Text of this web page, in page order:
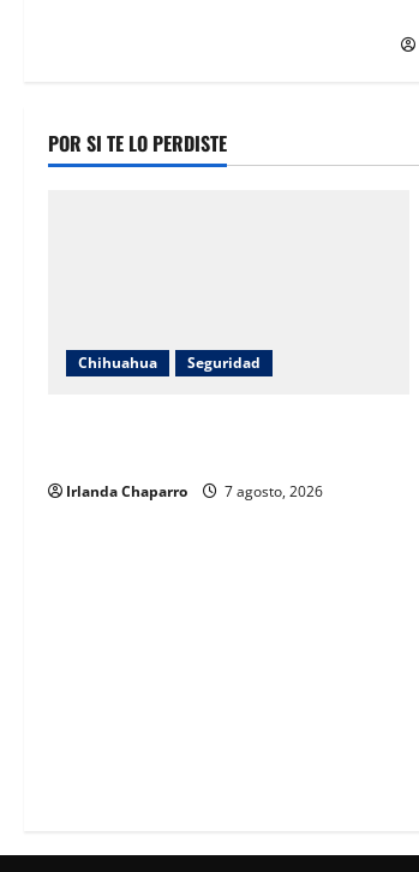
POR SI TE LO PERDISTE
Chihuahua Seguridad
Irlanda Chaparro 7 agosto, 2026